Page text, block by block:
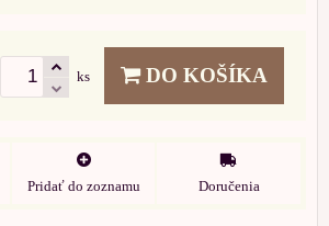
ks DO KOŠÍKA
Pridať do zoznamu Doručenia